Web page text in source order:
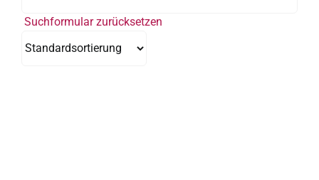
Suchformular zurücksetzen